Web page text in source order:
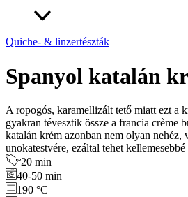
Quiche- & linzertészták
Spanyol katalán
A ropogós, karamellizált tető miatt ezt a
gyakran tévesztik össze a francia crème
katalán krém azonban nem olyan nehéz,
unokatestvére, ezáltal tehet
20 min
40-50 min
190 °C